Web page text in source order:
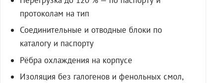
протоколам на тип
Соединительные и отводные блоки по
каталогу и паспорту
Рёбра охлаждения на корпусе
Изоляция без галогенов и фенольных смол,